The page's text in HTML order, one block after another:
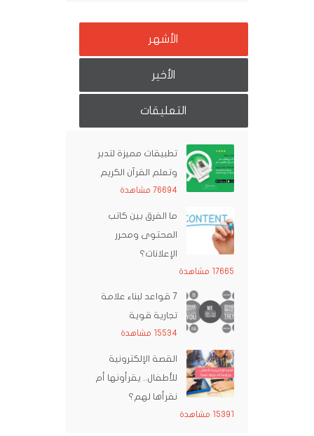
الأشهر
الأخير
التعليقات
تطبيقات مميزة لتدبر
وتعلم القرآن الكريم
76694 مشاهدة
ما الفرق بين كاتب
المحتوى ومحرر
الإعلانات؟
17665 مشاهدة
7 قواعد لبناء علامة
تجارية قوية
15534 مشاهدة
القصة الإلكترونية
للأطفال.. يقرأونها أم
نقرأها لهم؟
15391 مشاهدة